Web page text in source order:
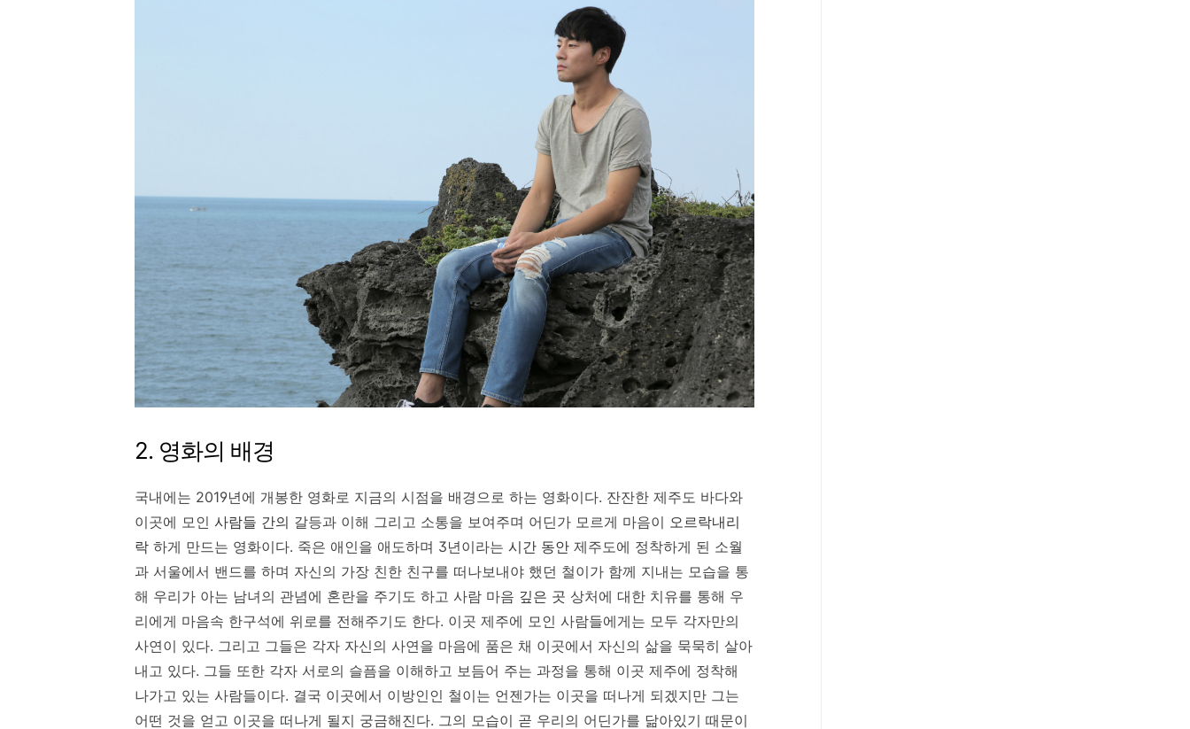
2. 영화의 배경
국내에는 2019년에 개봉한 영화로 지금의 시점을 배경으로 하는 영화이다. 잔잔한 제주도 바다와
이곳에 모인 사람들 간의 갈등과 이해 그리고 소통을 보여주며 어딘가 모르게 마음이 오르락내리
락 하게 만드는 영화이다. 죽은 애인을 애도하며 3년이라는 시간 동안 제주도에 정착하게 된 소월
과 서울에서 밴드를 하며 자신의 가장 친한 친구를 떠나보내야 했던 철이가 함께 지내는 모습을 통
해 우리가 아는 남녀의 관념에 혼란을 주기도 하고 사람 마음 깊은 곳 상처에 대한 치유를 통해 우
리에게 마음속 한구석에 위로를 전해주기도 한다. 이곳 제주에 모인 사람들에게는 모두 각자만의
사연이 있다. 그리고 그들은 각자 자신의 사연을 마음에 품은 채 이곳에서 자신의 삶을 묵묵히 살아
내고 있다. 그들 또한 각자 서로의 슬픔을 이해하고 보듬어 주는 과정을 통해 이곳 제주에 정착해
나가고 있는 사람들이다. 결국 이곳에서 이방인인 철이는 언젠가는 이곳을 떠나게 되겠지만 그는
어떤 것을 얻고 이곳을 떠나게 될지 궁금해진다. 그의 모습이 곧 우리의 어딘가를 닮아있기 때문이